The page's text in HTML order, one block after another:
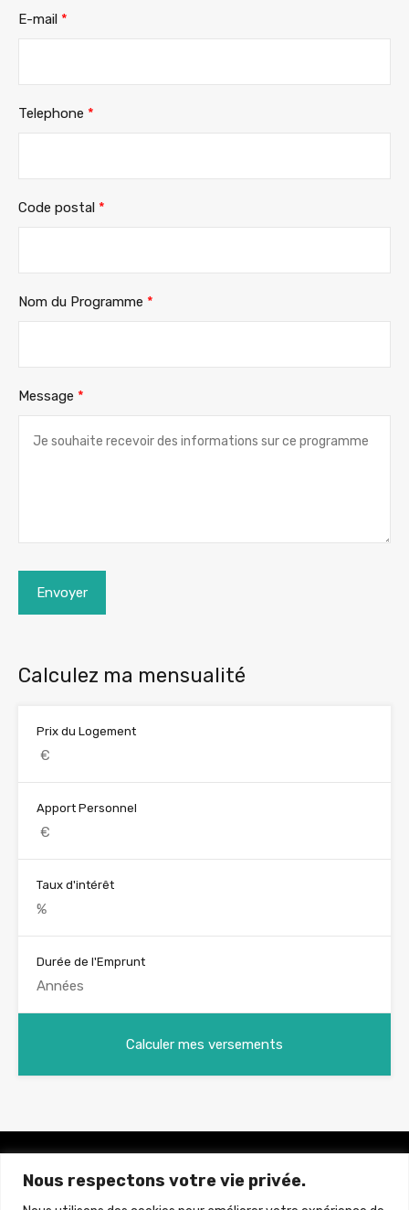
Nous respectons votre vie privée.
E-mail *
Telephone *
Code postal *
Nom du Programme *
Message *
Envoyer
Calculez ma mensualité
Prix du Logement
Apport Personnel
Taux d'intérêt
Durée de l'Emprunt
Brun Immobilier Neuf